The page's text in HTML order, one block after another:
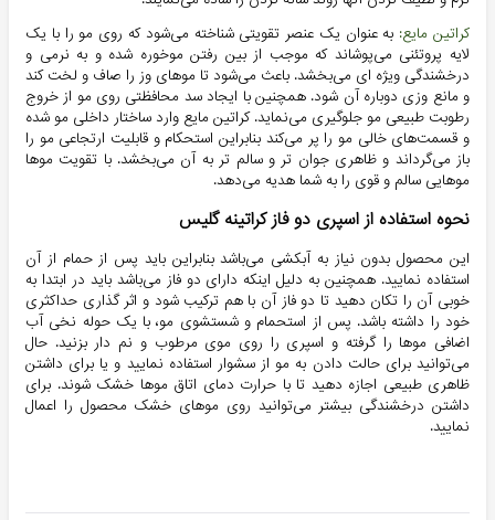
کراتین مایع: به عنوان یک عنصر تقویتی شناخته می‌شود که روی مو را با یک
لایه پروتئنی می‌پوشاند که موجب از بین رفتن موخوره شده و به نرمی و
درخشندگی ویژه ای می‌بخشد. باعث می‌شود تا موهای وز را صاف و لخت کند
و مانع وزی دوباره آن شود. همچنین با ایجاد سد محافظتی روی مو از خروج
رطوبت طبیعی مو جلوگیری می‌نماید. کراتین مایع وارد ساختار داخلی مو شده
و قسمت‌های خالی مو را پر می‌کند بنابراین استحکام و قابلیت ارتجاعی مو را
باز می‌گرداند و ظاهری جوان تر و سالم تر به آن می‌بخشد. با تقویت موها
موهایی سالم و قوی را به شما هدیه می‌دهد.
نحوه استفاده از اسپری دو فاز کراتینه گلیس
این محصول بدون نیاز به آبکشی می‌باشد بنابراین باید پس از حمام از آن
استفاده نمایید. همچنین به دلیل اینکه دارای دو فاز می‌باشد باید در ابتدا به
خوبی آن را تکان دهید تا دو فاز آن با هم ترکیب شود و اثر گذاری حداکثری
خود را داشته باشد. پس از استحمام و شستشوی مو، با یک حوله نخی آب
اضافی موها را گرفته و اسپری را روی موی مرطوب و نم دار بزنید. حال
می‌توانید برای حالت دادن به مو از سشوار استفاده نمایید و یا برای داشتن
ظاهری طبیعی اجازه دهید تا با حرارت دمای اتاق موها خشک شوند. برای
داشتن درخشندگی بیشتر می‌توانید روی موهای خشک محصول را اعمال
نمایید.